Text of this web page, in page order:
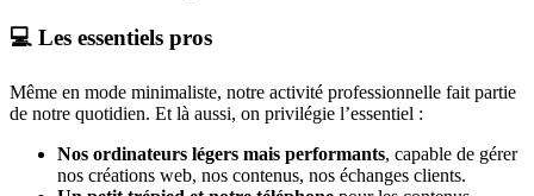
💻 Les essentiels pros
Même en mode minimaliste, notre activité professionnelle fait partie
de notre quotidien. Et là aussi, on privilégie l’essentiel :
Nos ordinateurs légers mais performants, capable de gérer
nos créations web, nos contenus, nos échanges clients.